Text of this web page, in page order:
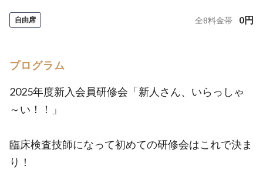
自由席 全8料金帯 0円
プログラム
2025年度新入会員研修会「新人さん、いらっしゃ
～い！！」
臨床検査技師になって初めての研修会はこれで決ま
り！